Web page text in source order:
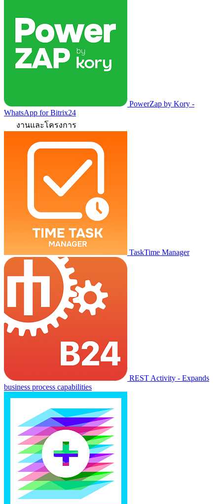
PowerZap by Kory -
WhatsApp for Bitrix24
งานและโครงการ
TaskTime Manager
REST Activity - Expands
business process capabilities